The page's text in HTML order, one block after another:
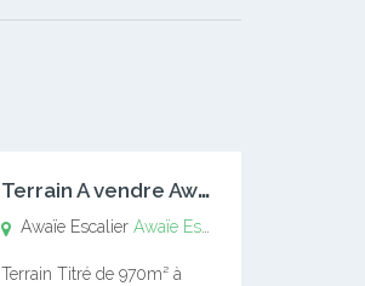
T
errain A vendre Awaïe Escalier
Awaïe EscalierAwaïe Escalier
Terrain Titré de 970m² à